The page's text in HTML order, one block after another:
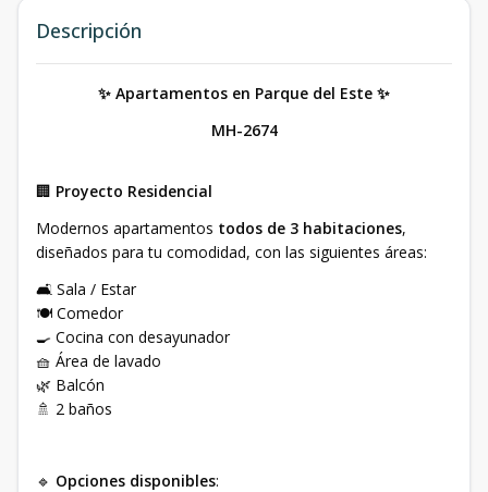
Descripción
✨ Apartamentos en Parque del Este ✨
MH-2674
🏢 Proyecto Residencial
Modernos apartamentos todos de 3 habitaciones,
diseñados para tu comodidad, con las siguientes áreas:
🛋️ Sala / Estar
🍽️ Comedor
🍳 Cocina con desayunador
🧺 Área de lavado
🌿 Balcón
🚿 2 baños
🔹 Opciones disponibles: